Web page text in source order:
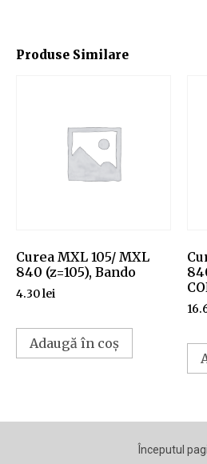
Produse Similare
Curea MXL 105/ MXL
840 (z=105), Bando
4.30lei
Adaugă în coș
Începutul